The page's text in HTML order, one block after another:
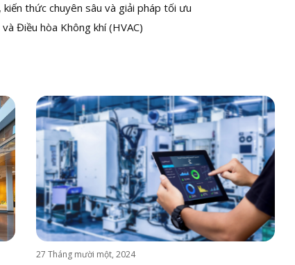
thức chuyên sâu và giải pháp tối ưu
Điều hòa Không khí (HVAC)
27 Tháng mười một, 2024